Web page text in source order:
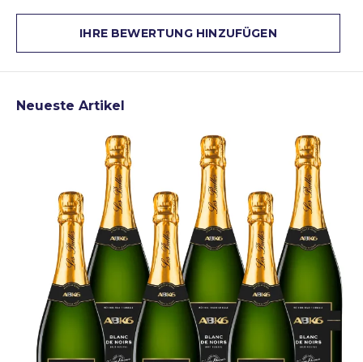
IHRE BEWERTUNG HINZUFÜGEN
Neueste Artikel